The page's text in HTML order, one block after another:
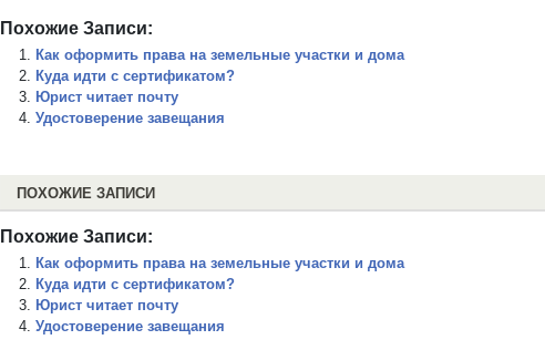
Похожие Записи:
Как оформить права на земельные участки и дома
Куда идти с сертификатом?
Юрист читает почту
Удостоверение завещания
ПОХОЖИЕ ЗАПИСИ
Похожие Записи:
Как оформить права на земельные участки и дома
Куда идти с сертификатом?
Юрист читает почту
Удостоверение завещания